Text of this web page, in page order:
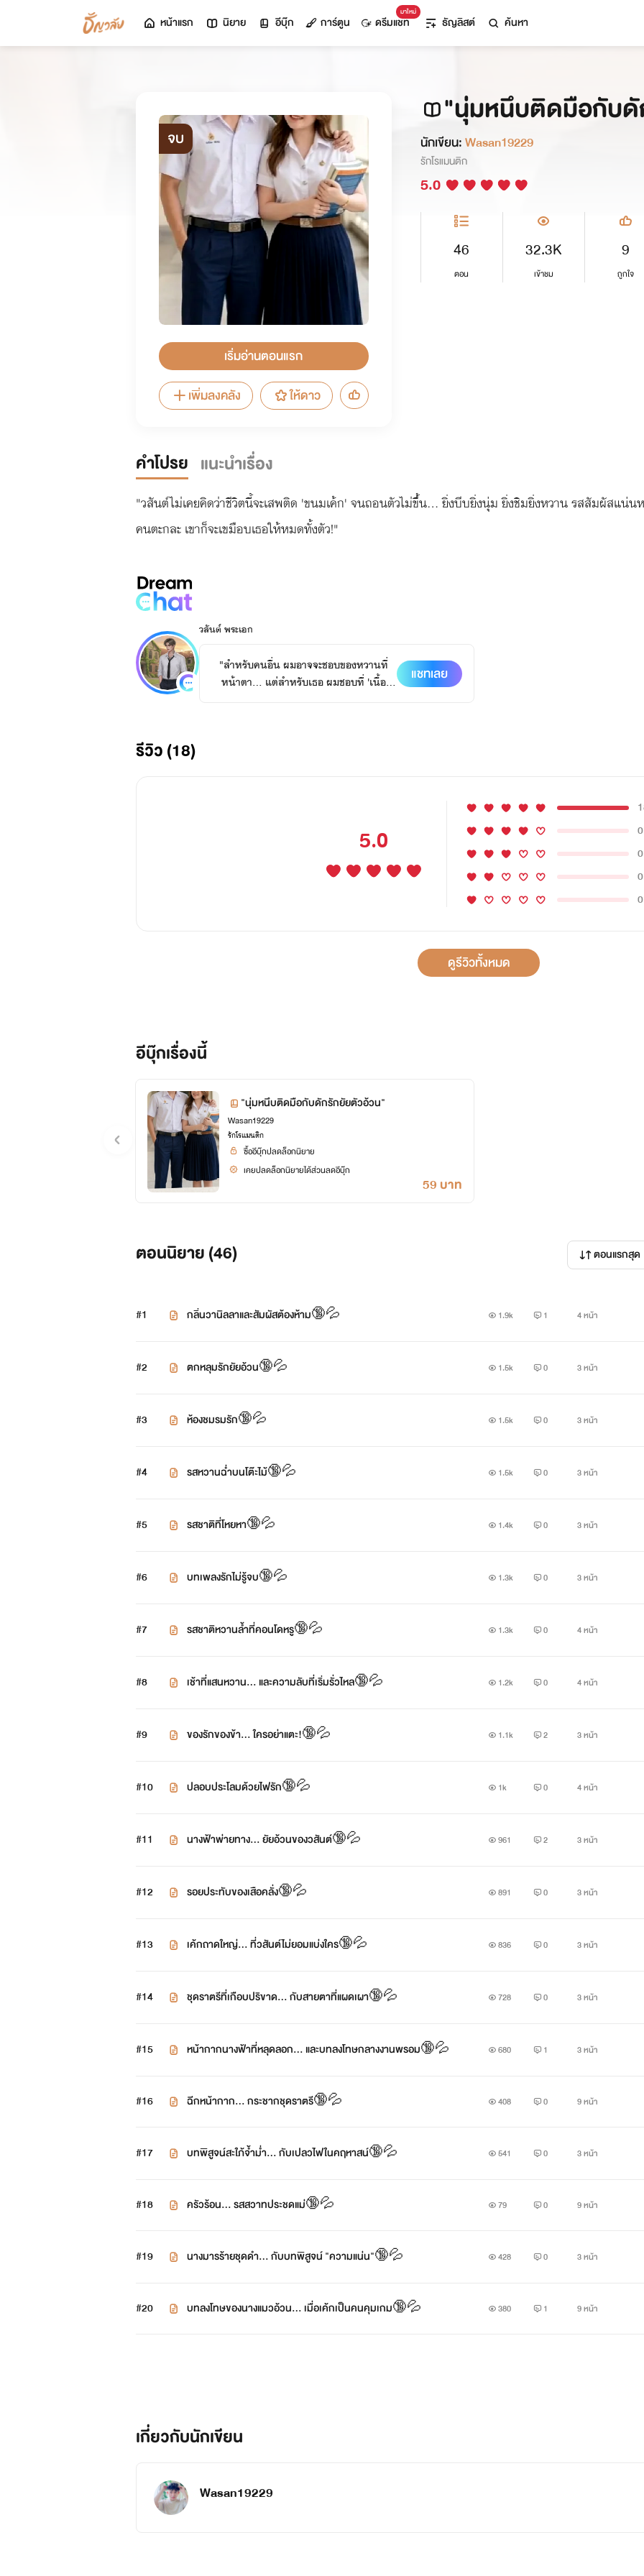
หน้าแรก นิยาย อีบุ๊ก การ์ตูน
มาใหม่
ดรีมแชท ธัญลิสต์ ค้นหา
จบ
เริ่มอ่านตอนแรก
เพิ่มลงคลัง
ให้ดาว
"นุ่มหนึบติดมือกับ
นักเขียน:Wasan19229
รักโรแมนติก
5.0
46
ตอน
32.3K
เข้าชม
9
ถูกใจ
คำโปรย แนะนำเรื่อง
"วสันต์ไม่เคยคิดว่าชีวิตนี้จะเสพติด 'ขนมเค้ก' จนถอนตัวไม่ขึ้น... ยิ่งบีบยิ่งนุ่ม ยิ่งชิมยิ่งหวาน รสสัมผัสแน่
คนตะกละ เขาก็จะเขมือบเธอให้หมดทั้งตัว!"
วสันต์ พระเอก
"สำหรับคนอื่น ผมอาจจะชอบของหวานที่
หน้าตา... แต่สำหรับเธอ ผมชอบที่ 'เนื้อ
แชทเลย
รีวิว (18)
5.0
0
0
0
0
ดูรีวิวทั้งหมด
อีบุ๊กเรื่องนี้
"นุ่มหนึบติดมือกับดักรักยัยตัวอ้วน"
Wasan19229
รักโรแมนติก
ซื้ออีบุ๊กปลดล็อกนิยาย
เคยปลดล็อกนิยายได้ส่วนลดอีบุ๊ก
59 บาท
ตอนนิยาย (46) ตอนแรกสุด
#1 กลิ่นวานิลลาและสัมผัสต้องห้าม🔞💦 1.9k 1 4 หน้า
#2 ตกหลุมรักยัยอ้วน🔞💦 1.5k 0 3 หน้า
#3 ห้องชมรมรัก🔞💦 1.5k 0 3 หน้า
#4 รสหวานฉ่ำบนโต๊ะไม้🔞💦 1.5k 0 3 หน้า
#5 รสชาติที่โหยหา🔞💦 1.4k 0 3 หน้า
#6 บทเพลงรักไม่รู้จบ🔞💦 1.3k 0 3 หน้า
#7 รสชาติหวานล้ำที่คอนโดหรู🔞💦 1.3k 0 4 หน้า
#8 เช้าที่แสนหวาน... และความลับที่เริ่มรั่วไหล🔞💦 1.2k 0 4 หน้า
#9 ของรักของข้า... ใครอย่าแตะ!🔞💦 1.1k 2 3 หน้า
#10 ปลอบประโลมด้วยไฟรัก🔞💦 1k 0 4 หน้า
#11 นางฟ้าพ่ายทาง... ยัยอ้วนของวสันต์🔞💦 961 2 3 หน้า
#12 รอยประทับของเสือคลั่ง🔞💦 891 0 3 หน้า
#13 เค้กถาดใหญ่... ที่วสันต์ไม่ยอมแบ่งใคร🔞💦 836 0 3 หน้า
#14 ชุดราตรีที่เกือบปริขาด... กับสายตาที่แผดเผา🔞💦 728 0 3 หน้า
#15 หน้ากากนางฟ้าที่หลุดลอก... และบทลงโทษกลางงานพรอม🔞💦 680 1 3 หน้า
#16 ฉีกหน้ากาก... กระชากชุดราตรี🔞💦 408 0 9 หน้า
#17 บทพิสูจน์สะใภ้จ้ำม่ำ... กับเปลวไฟในคฤหาสน์🔞💦 541 0 3 หน้า
#18 ครัวร้อน... รสสวาทประชดแม่🔞💦 79 0 9 หน้า
#19 นางมารร้ายชุดดำ... กับบทพิสูจน์ "ความแน่น"🔞💦 428 0 3 หน้า
#20 บทลงโทษของนางแมวอ้วน... เมื่อเค้กเป็นคนคุมเกม🔞💦 380 1 9 หน้า
เกี่ยวกับนักเขียน
Wasan19229